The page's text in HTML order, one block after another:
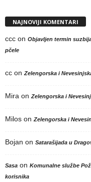
NAJNOVIJI KOMENTARI
ccc on Objavljen termin
pčele
cc onZelengorska i
Mira onZelengorska i
Milos onZelengorska i
Bojan on Satarašijada u
Sasa on Komunalne službe
korisnika